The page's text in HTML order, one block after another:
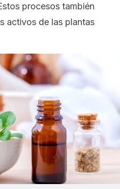
procesos también
activos de las plantas